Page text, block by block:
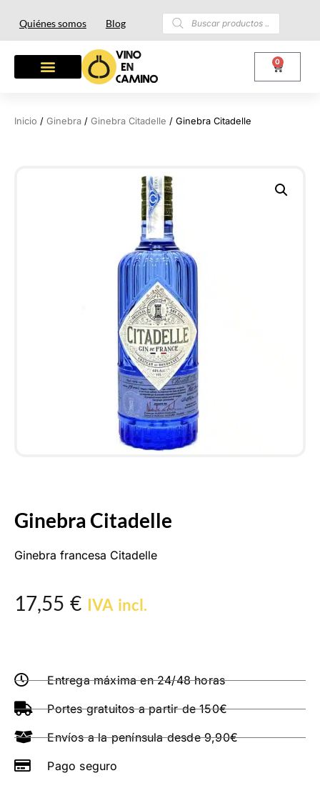
Quiénes somos Blog
0
Inicio / Ginebra / Ginebra Citadelle / Ginebra Citadelle
Ginebra Citadelle
Ginebra francesa Citadelle
17,55 € IVA incl.
Entrega máxima en 24/48 horas
Portes gratuitos a partir de 150€
Envíos a la península desde 9,90€
Pago seguro